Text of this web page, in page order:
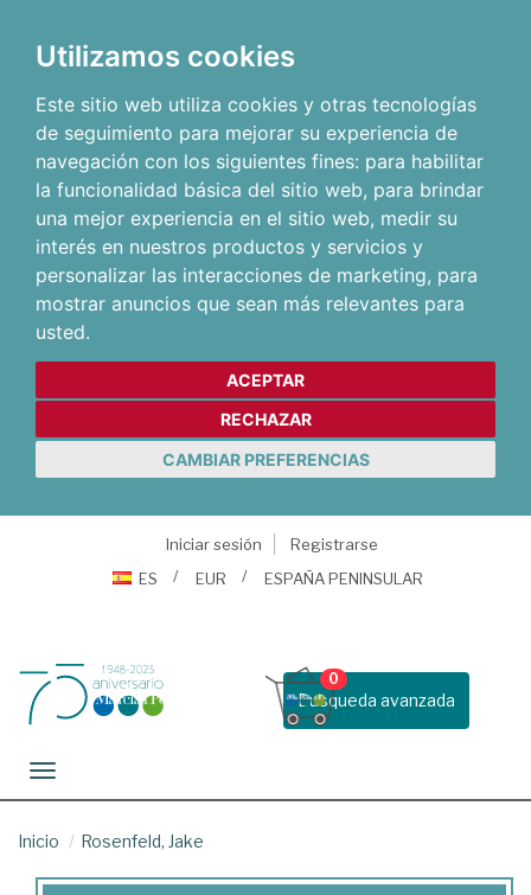
Utilizamos cookies
Este sitio web utiliza cookies y otras tecnologías
de seguimiento para mejorar su experiencia de
navegación con los siguientes fines: para habilitar
la funcionalidad básica del sitio web, para brindar
una mejor experiencia en el sitio web, medir su
interés en nuestros productos y servicios y
personalizar las interacciones de marketing, para
mostrar anuncios que sean más relevantes para
usted.
ACEPTAR
RECHAZAR
CAMBIAR PREFERENCIAS
Iniciar sesión
Registrarse
ES
EUR ESPAÑA PENINSULAR
Busqueda avanzada
0
Toggle navigation
Inicio Rosenfeld, Jake